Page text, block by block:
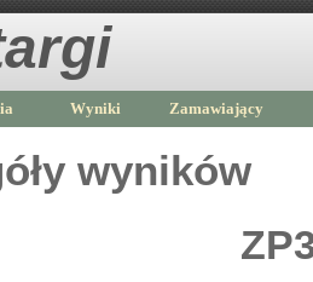
Wyniki Zamawiający
wyników